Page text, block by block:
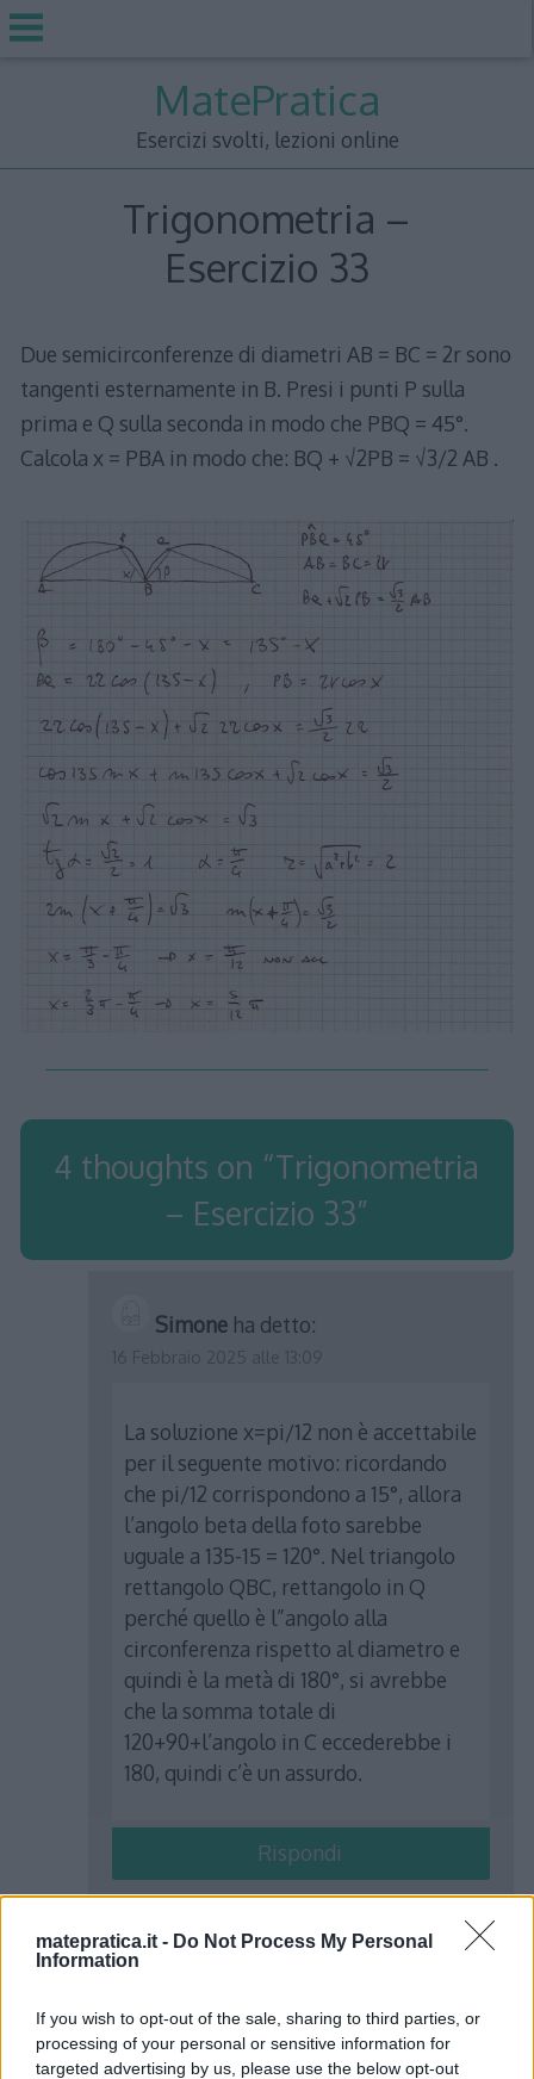
matepratica.it - Do Not Process My Personal
Information
If you wish to opt-out of the sale, sharing to third parties, or
processing of your personal or sensitive information for
targeted advertising by us, please use the below opt-out
MatePratica
Esercizi svolti, lezioni online
Trigonometria –
Esercizio 33
Due semicirconferenze di diametri AB = BC = 2r sono
tangenti esternamente in B. Presi i punti P sulla
prima e Q sulla seconda in modo che PBQ = 45°.
Calcola x = PBA in modo che: BQ + √2PB = √3/2 AB .
4 thoughts on “Trigonometria
– Esercizio 33”
Simone ha detto:
La soluzione x=pi/12 non è accettabile
per il seguente motivo: ricordando
che pi/12 corrispondono a 15°, allora
l’angolo beta della foto sarebbe
uguale a 135-15 = 120°. Nel triangolo
rettangolo QBC, rettangolo in Q
perché quello è l”angolo alla
circonferenza rispetto al diametro e
quindi è la metà di 180°, si avrebbe
che la somma totale di
120+90+l’angolo in C eccederebbe i
180, quindi c’è un assurdo.
Rispondi
5 Aprile 2017 alle 14:39